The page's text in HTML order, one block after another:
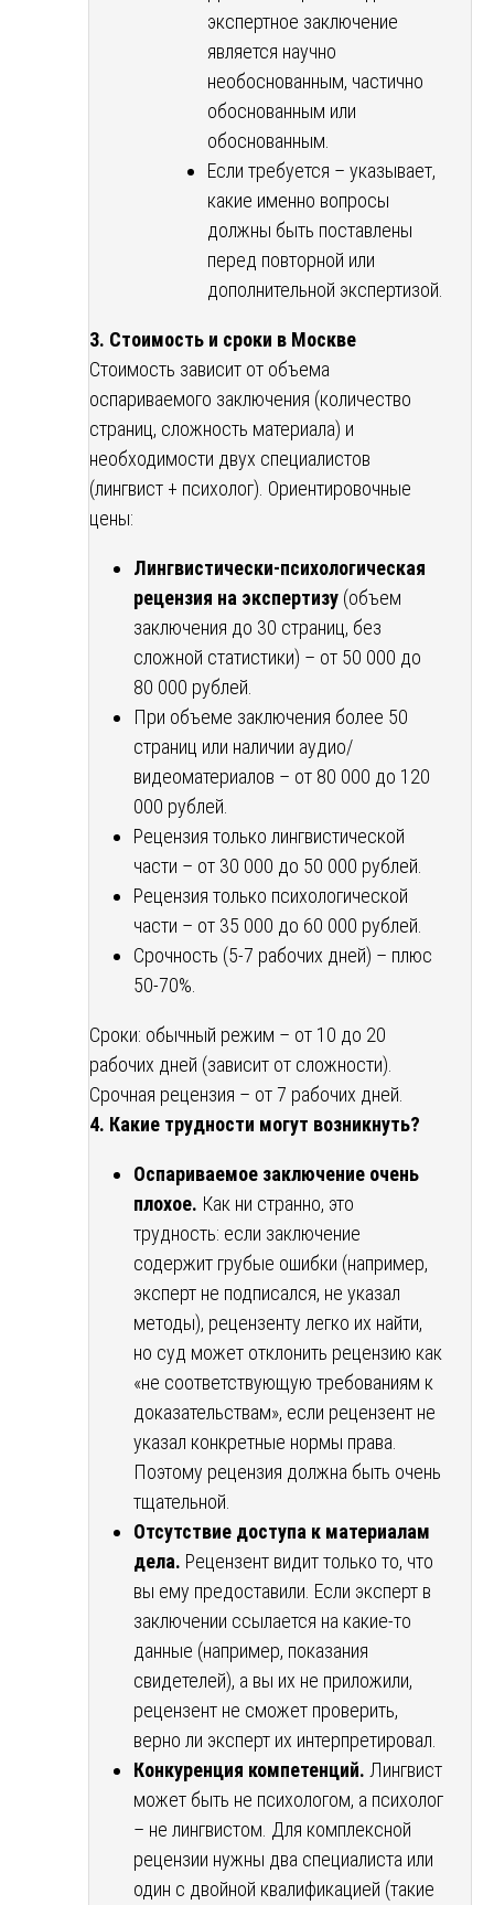
экспертное заключение
является научно
необоснованным, частично
обоснованным или
обоснованным.
Если требуется – указывает,
какие именно вопросы
должны быть поставлены
перед повторной или
дополнительной экспертизой.
3. Стоимость и сроки в Москве
Стоимость зависит от объема
оспариваемого заключения (количество
страниц, сложность материала) и
необходимости двух специалистов
(лингвист + психолог). Ориентировочные
цены:
Лингвистически-психологическая
рецензия на экспертизу (объем
заключения до 30 страниц, без
сложной статистики) – от 50 000 до
80 000 рублей.
При объеме заключения более 50
страниц или наличии аудио/
видеоматериалов – от 80 000 до 120
000 рублей.
Рецензия только лингвистической
части – от 30 000 до 50 000 рублей.
Рецензия только психологической
части – от 35 000 до 60 000 рублей.
Срочность (5-7 рабочих дней) – плюс
50-70%.
Сроки: обычный режим – от 10 до 20
рабочих дней (зависит от сложности).
Срочная рецензия – от 7 рабочих дней.
4. Какие трудности могут возникнуть?
Оспариваемое заключение очень
плохое. Как ни странно, это
трудность: если заключение
содержит грубые ошибки (например,
эксперт не подписался, не указал
методы), рецензенту легко их найти,
но суд может отклонить рецензию как
«не соответствующую требованиям к
доказательствам», если рецензент не
указал конкретные нормы права.
Поэтому рецензия должна быть очень
тщательной.
Отсутствие доступа к материалам
дела. Рецензент видит только то, что
вы ему предоставили. Если эксперт в
заключении ссылается на какие-то
данные (например, показания
свидетелей), а вы их не приложили,
рецензент не сможет проверить,
верно ли эксперт их интерпретировал.
Конкуренция компетенций. Лингвист
может быть не психологом, а психолог
– не лингвистом. Для комплексной
рецензии нужны два специалиста или
один с двойной квалификацией (такие